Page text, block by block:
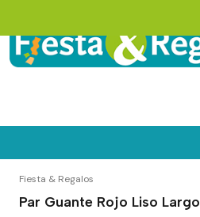
Fiesta & Regalos
Par Guante Rojo Liso Largo